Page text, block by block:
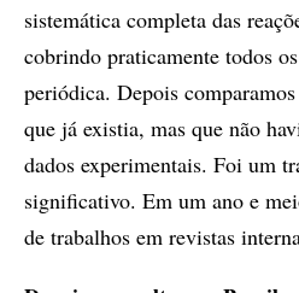
sistemática completa das
cobrindo praticamente todos
periódica. Depois
que já existia, mas que não
dados experimentais. Foi um
significativo. Em um ano e
de trabalhos em revistas